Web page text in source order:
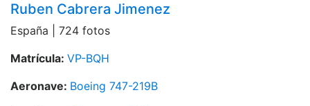
Ruben Cabrera Jimenez
España | 724 fotos
Matrícula: VP-BQH
Aeronave: Boeing 747-219B